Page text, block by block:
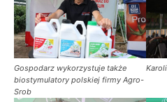
Gospodarz wykorzystuje także
biostymulatory polskiej firmy Agro-
Srob